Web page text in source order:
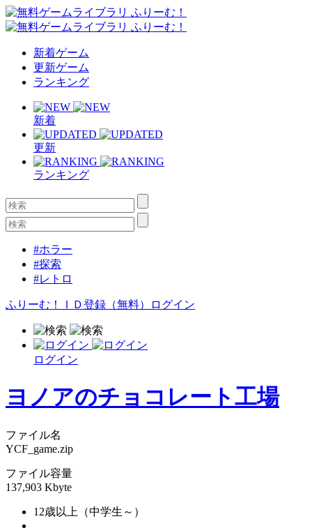
新着ゲーム
更新ゲーム
ランキング
新着
更新
ランキング
#ホラー
#探索
#レトロ
ふりーむ！ＩＤ登録（無料） ログイン
ログイン
ヨノアのチョコレート工場
ファイル名
YCF_game.zip
ファイル容量
137,903 Kbyte
12歳以上（中学生～）